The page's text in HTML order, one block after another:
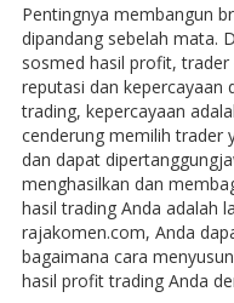
Pentingnya membangun
dipandang sebelah mata.
sosmed hasil profit,
reputasi dan kepercayaan
trading, kepercayaan
cenderung memilih trader
dan dapat
menghasilkan dan
hasil trading Anda adalah
rajakomen.com, Anda
bagaimana cara
hasil profit trading Anda